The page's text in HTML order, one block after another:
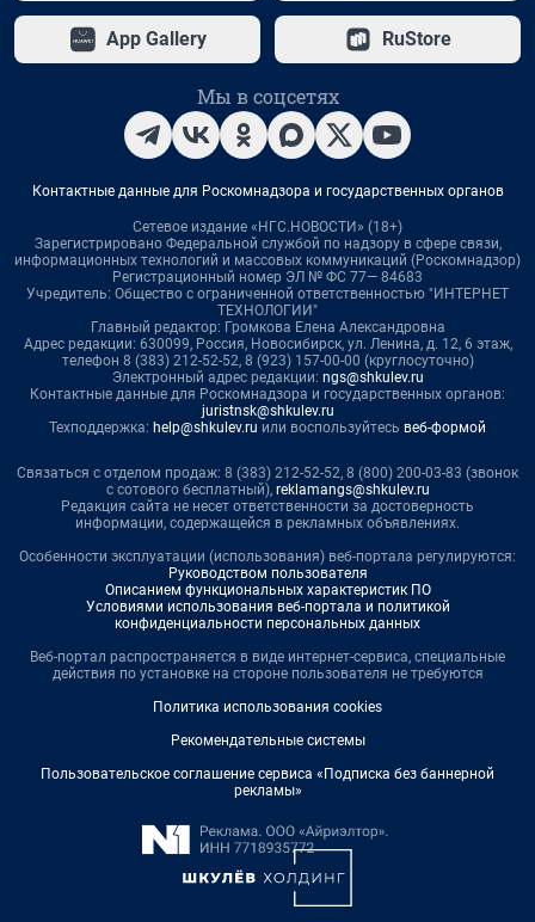
App Gallery RuStore
Мы в соцсетях
Контактные данные для Роскомнадзора и государственных органов
Сетевое издание «НГС.НОВОСТИ» (18+)
Зарегистрировано Федеральной службой по надзору в сфере связи,
информационных технологий и массовых коммуникаций (Роскомнадзор)
Регистрационный номер ЭЛ № ФС 77— 84683
Учредитель: Общество с ограниченной ответственностью "ИНТЕРНЕТ
ТЕХНОЛОГИИ"
Главный редактор: Громкова Елена Александровна
Адрес редакции: 630099, Россия, Новосибирск, ул. Ленина, д. 12, 6 этаж,
телефон 8 (383) 212-52-52, 8 (923) 157-00-00 (круглосуточно)
Электронный адрес редакции: ngs@shkulev.ru
Контактные данные для Роскомнадзора и государственных органов:
juristnsk@shkulev.ru
Техподдержка: help@shkulev.ru или воспользуйтесь веб-формой
Связаться с отделом продаж: 8 (383) 212-52-52, 8 (800) 200-03-83 (звонок
с сотового бесплатный), reklamangs@shkulev.ru
Редакция сайта не несет ответственности за достоверность
информации, содержащейся в рекламных объявлениях.
Особенности эксплуатации (использования) веб-портала регулируются:
Руководством пользователя
Описанием функциональных характеристик ПО
Условиями использования веб-портала и политикой
конфиденциальности персональных данных
Веб-портал распространяется в виде интернет-сервиса, специальные
действия по установке на стороне пользователя не требуются
Политика использования cookies
Рекомендательные системы
Пользовательское соглашение сервиса «Подписка без баннерной
рекламы»